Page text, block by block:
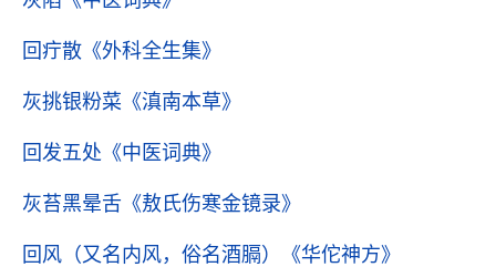
回疔散 《外科全生集》
灰挑银粉菜 《滇南本草》
回发五处 《中医词典》
灰苔黑晕舌 《敖氏伤寒金镜录》
回风（又名内风，俗名酒膈） 《华佗神方》